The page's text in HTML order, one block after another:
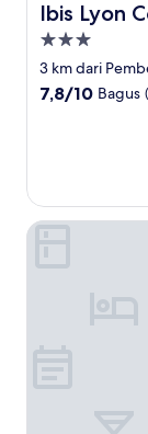
Ibis Lyon
Ibis Lyon
Properti
bintang
3.0
3 km dari
7.8
7,8/10 Bagus
B&B Home